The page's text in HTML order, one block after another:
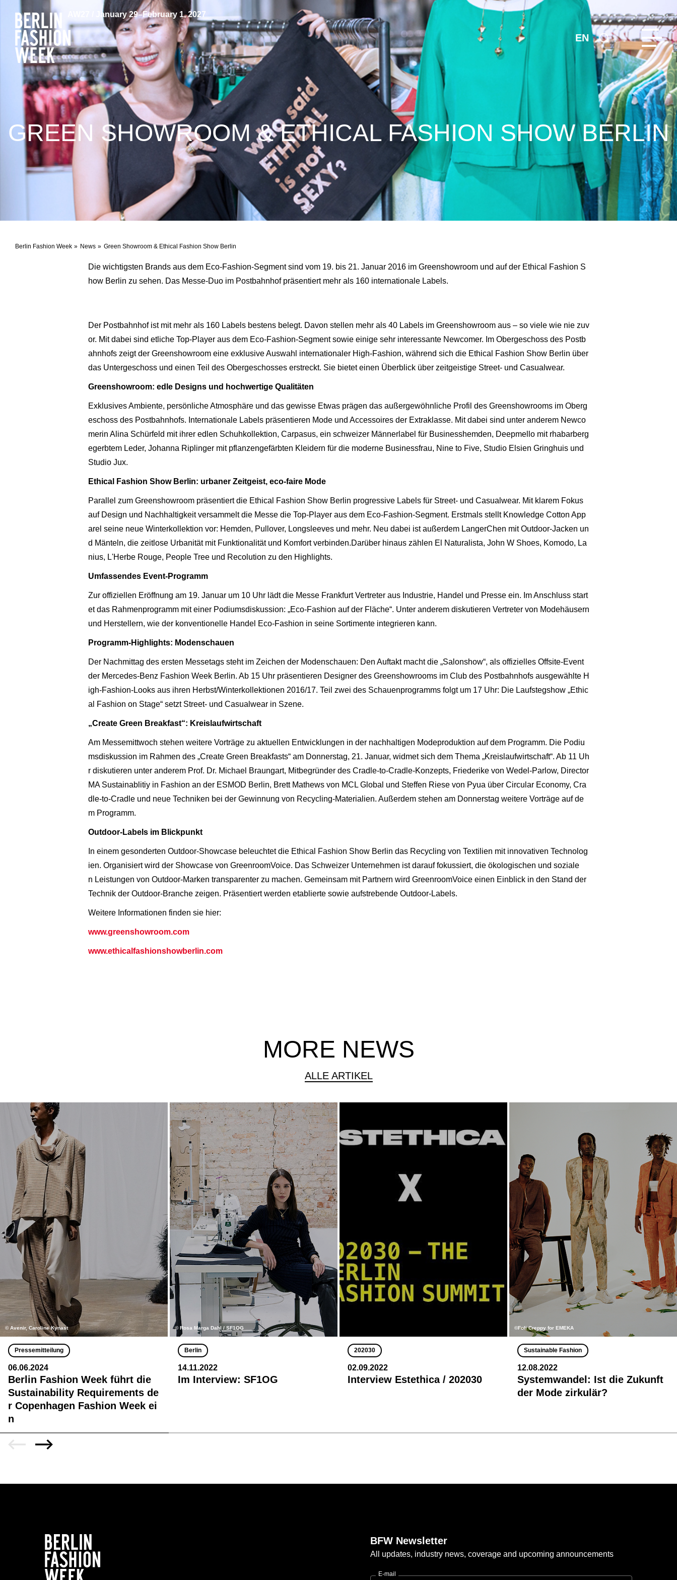
AW27 / January 29–February 1, 2027
EN
Berlin Fashion Week News Green Showroom & Ethical Fashion Show Berlin
GREEN SHOWROOM & ETHICAL FASHION SHOW BERLIN
Die wichtigsten Brands aus dem Eco-Fashion-Segment sind vom 19. bis 21. Januar 2016 im Greenshowroom und auf der Ethical Fashion S
how Berlin zu sehen. Das Messe-Duo im Postbahnhof präsentiert mehr als 160 internationale Labels.
Der Postbahnhof ist mit mehr als 160 Labels bestens belegt. Davon stellen mehr als 40 Labels im Greenshowroom aus – so viele wie nie zuv
or. Mit dabei sind etliche Top-Player aus dem Eco-Fashion-Segment sowie einige sehr interessante Newcomer. Im Obergeschoss des Postb
ahnhofs zeigt der Greenshowroom eine exklusive Auswahl internationaler High-Fashion, während sich die Ethical Fashion Show Berlin über
das Untergeschoss und einen Teil des Obergeschosses erstreckt. Sie bietet einen Überblick über zeitgeistige Street- und Casualwear.
Greenshowroom: edle Designs und hochwertige Qualitäten
Exklusives Ambiente, persönliche Atmosphäre und das gewisse Etwas prägen das außergewöhnliche Profil des Greenshowrooms im Oberg
eschoss des Postbahnhofs. Internationale Labels präsentieren Mode und Accessoires der Extraklasse. Mit dabei sind unter anderem Newco
merin Alina Schürfeld mit ihrer edlen Schuhkollektion, Carpasus, ein schweizer Männerlabel für Businesshemden, Deepmello mit rhabarberg
egerbtem Leder, Johanna Riplinger mit pflanzengefärbten Kleidern für die moderne Businessfrau, Nine to Five, Studio Elsien Gringhuis und
Studio Jux.
Ethical Fashion Show Berlin: urbaner Zeitgeist, eco-faire Mode
Parallel zum Greenshowroom präsentiert die Ethical Fashion Show Berlin progressive Labels für Street- und Casualwear. Mit klarem Fokus
auf Design und Nachhaltigkeit versammelt die Messe die Top-Player aus dem Eco-Fashion-Segment. Erstmals stellt Knowledge Cotton App
arel seine neue Winterkollektion vor: Hemden, Pullover, Longsleeves und mehr. Neu dabei ist außerdem LangerChen mit Outdoor-Jacken un
d Mänteln, die zeitlose Urbanität mit Funktionalität und Komfort verbinden.Darüber hinaus zählen El Naturalista, John W Shoes, Komodo, La
nius, L'Herbe Rouge, People Tree und Recolution zu den Highlights.
Umfassendes Event-Programm
Zur offiziellen Eröffnung am 19. Januar um 10 Uhr lädt die Messe Frankfurt Vertreter aus Industrie, Handel und Presse ein. Im Anschluss start
et das Rahmenprogramm mit einer Podiumsdiskussion: „Eco-Fashion auf der Fläche“. Unter anderem diskutieren Vertreter von Modehäusern
und Herstellern, wie der konventionelle Handel Eco-Fashion in seine Sortimente integrieren kann.
Programm-Highlights: Modenschauen
Der Nachmittag des ersten Messetags steht im Zeichen der Modenschauen: Den Auftakt macht die „Salonshow“, als offizielles Offsite-Event
der Mercedes-Benz Fashion Week Berlin. Ab 15 Uhr präsentieren Designer des Greenshowrooms im Club des Postbahnhofs ausgewählte H
igh-Fashion-Looks aus ihren Herbst/Winterkollektionen 2016/17. Teil zwei des Schauenprogramms folgt um 17 Uhr: Die Laufstegshow „Ethic
al Fashion on Stage“ setzt Street- und Casualwear in Szene.
„Create Green Breakfast“: Kreislaufwirtschaft
Am Messemittwoch stehen weitere Vorträge zu aktuellen Entwicklungen in der nachhaltigen Modeproduktion auf dem Programm. Die Podiu
msdiskussion im Rahmen des „Create Green Breakfasts“ am Donnerstag, 21. Januar, widmet sich dem Thema „Kreislaufwirtschaft“. Ab 11 Uh
r diskutieren unter anderem Prof. Dr. Michael Braungart, Mitbegründer des Cradle-to-Cradle-Konzepts, Friederike von Wedel-Parlow, ‎Director
MA Sustainablitiy in Fashion an der ESMOD Berlin, Brett Mathews von MCL Global und Steffen Riese von Pyua über Circular Economy, Cra
dle-to-Cradle und neue Techniken bei der Gewinnung von Recycling-Materialien. Außerdem stehen am Donnerstag weitere Vorträge auf de
m Programm.
Outdoor-Labels im Blickpunkt
In einem gesonderten Outdoor-Showcase beleuchtet die Ethical Fashion Show Berlin das Recycling von Textilien mit innovativen Technolog
ien. Organisiert wird der Showcase von GreenroomVoice. Das Schweizer Unternehmen ist darauf fokussiert, die ökologischen und soziale
n Leistungen von Outdoor-Marken transparenter zu machen. Gemeinsam mit Partnern wird GreenroomVoice einen Einblick in den Stand der
Technik der Outdoor-Branche zeigen. Präsentiert werden etablierte sowie aufstrebende Outdoor-Labels.
Weitere Informationen finden sie hier:
www.greenshowroom.com
www.ethicalfashionshowberlin.com
MORE NEWS
ALLE ARTIKEL
© Avenir, Caroline Kynast
Pressemitteilung
06.06.2024
Berlin Fashion Week führt die
Sustainability Requirements de
r Copenhagen Fashion Week ei
n
© Rosa Marga Dahl / SF1OG
Berlin
14.11.2022
Im Interview: SF1OG
202030
02.09.2022
Interview Estethica / 202030
©Foli Creppy for EMEKA
Sustainable Fashion
12.08.2022
Systemwandel: Ist die Zukunft
der Mode zirkulär?
BFW Newsletter
All updates, industry news, coverage and upcoming announcements
E-mail